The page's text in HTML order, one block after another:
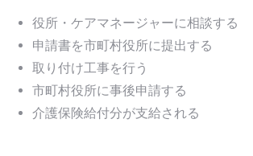
役所・ケアマネージャーに相談する
申請書を市町村役所に提出する
取り付け工事を行う
市町村役所に事後申請する
介護保険給付分が支給される